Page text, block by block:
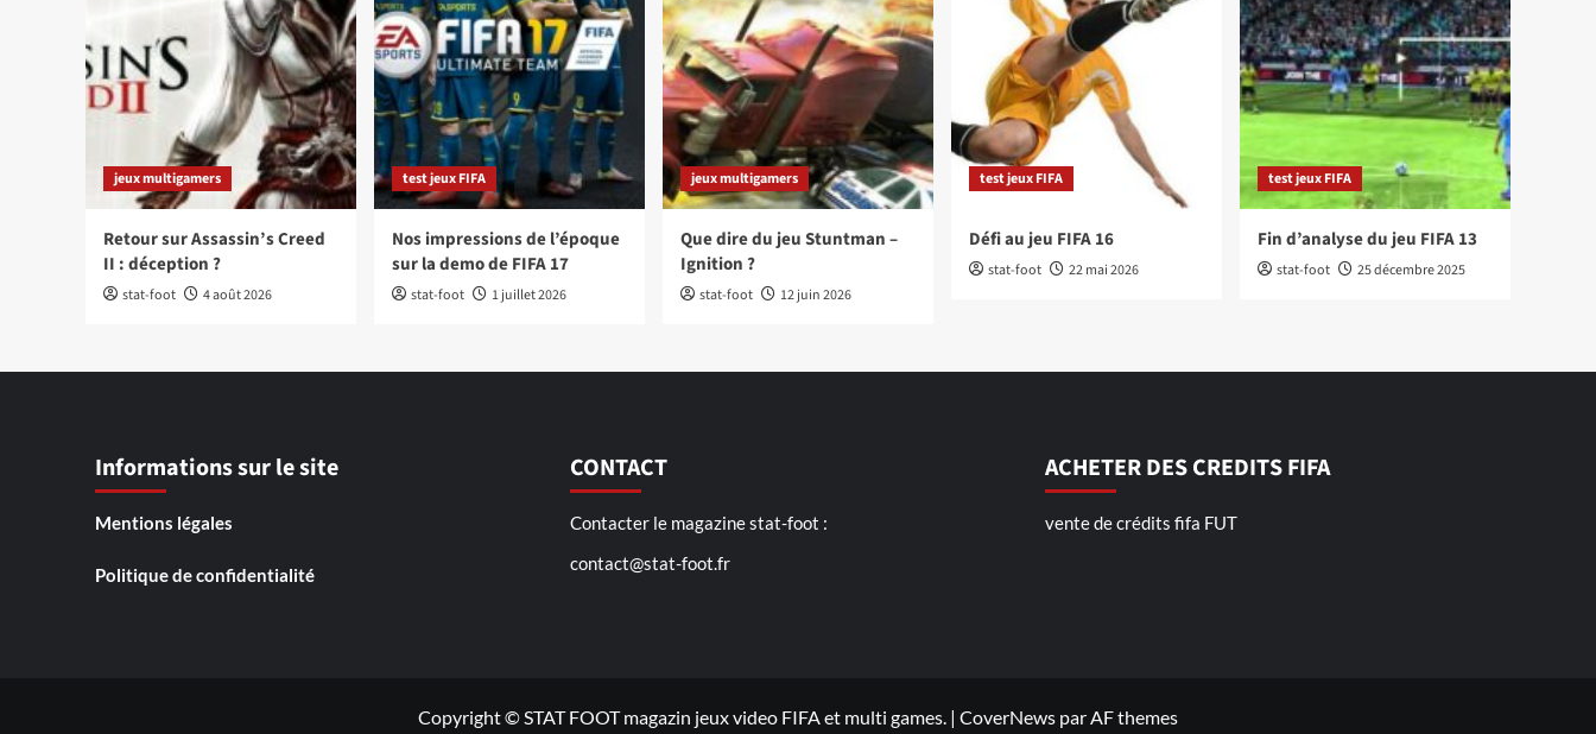
jeux multigamers
Retour sur Assassin’s Creed
II : déception ?
stat-foot 4 août 2026
test jeux FIFA
Nos impressions de l’époque
sur la demo de FIFA 17
stat-foot 1 juillet 2026
jeux multigamers
Que dire du jeu Stuntman –
Ignition ?
stat-foot 12 juin 2026
test jeux FIFA
Défi au jeu FIFA 16
stat-foot 22 mai 2026
test jeux FIFA
Fin d’analyse du jeu FIFA 13
stat-foot 25 décembre 2025
Informations sur le site
Mentions légales
Politique de confidentialité
CONTACT
Contacter le magazine stat-foot :
contact@stat-foot.fr
ACHETER DES CREDITS FIFA
vente de crédits fifa FUT
Copyright © STAT FOOT magazin jeux video FIFA et multi games. | CoverNews par AF themes